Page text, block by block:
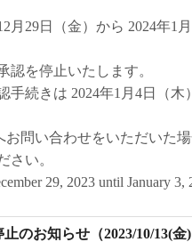
月29日（金）から 2024年1
認を停止いたします。
手続きは 2024年1月4日（
お問い合わせをいただいた
さい。
29, 2023 until January 3,
のお知らせ（2023/10/13(金